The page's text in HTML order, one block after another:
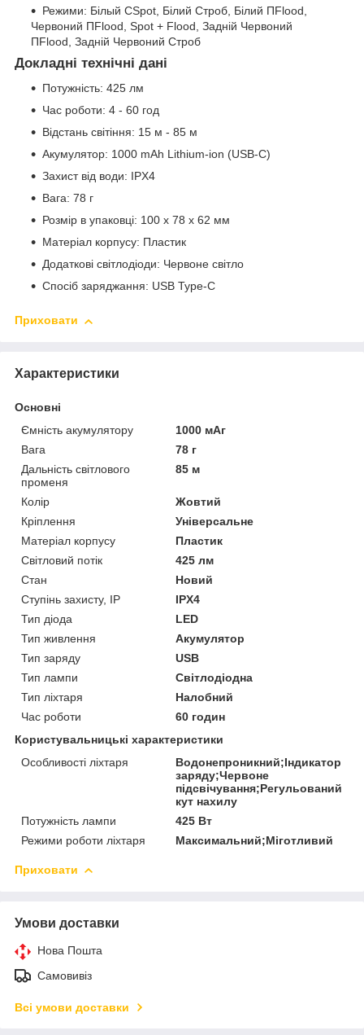
Режими: Білый СSpot, Білий Строб, Білий ПFlood,
Червоний ПFlood, Spot + Flood, Задній Червоний
ПFlood, Задній Червоний Строб
Докладні технічні дані
Потужність: 425 лм
Час роботи: 4 - 60 год
Відстань світіння: 15 м - 85 м
Акумулятор: 1000 mAh Lithium-ion (USB-C)
Захист від води: IPX4
Вага: 78 г
Розмір в упаковці: 100 x 78 x 62 мм
Матеріал корпусу: Пластик
Додаткові світлодіоди: Червоне світло
Спосіб заряджання: USB Type-C
Приховати
Характеристики
Основні
Ємність акумулятору
1000 мАг
Вага
78 г
Дальність світлового
променя
85 м
Колір
Жовтий
Кріплення
Універсальне
Матеріал корпусу
Пластик
Світловий потік
425 лм
Стан
Новий
Ступінь захисту, IP
IPX4
Тип діода
LED
Тип живлення
Акумулятор
Тип заряду
USB
Тип лампи
Світлодіодна
Тип ліхтаря
Налобний
Час роботи
60 годин
Користувальницькі характеристики
Особливості ліхтаря
Водонепроникний;Індикатор
заряду;Червоне
підсвічування;Регульований
кут нахилу
Потужність лампи
425 Вт
Режими роботи ліхтаря
Максимальний;Міготливий
Приховати
Умови доставки
Нова Пошта
Самовивіз
Всі умови доставки